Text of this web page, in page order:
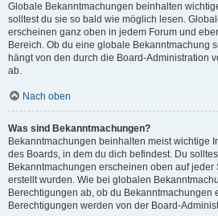
Globale Bekanntmachungen beinhalten
solltest du sie so bald wie möglich lesen.
erscheinen ganz oben in jedem Forum und
Bereich. Ob du eine globale Bekanntmachung
hängt von den durch die Board-Administration
ab.
Nach oben
Was sind Bekanntmachungen?
Bekanntmachungen beinhalten meist wichtige
des Boards, in dem du dich befindest. Du
Bekanntmachungen erscheinen oben auf jeder
erstellt wurden. Wie bei globalen
Berechtigungen ab, ob du Bekanntmachungen
Berechtigungen werden von der Board-